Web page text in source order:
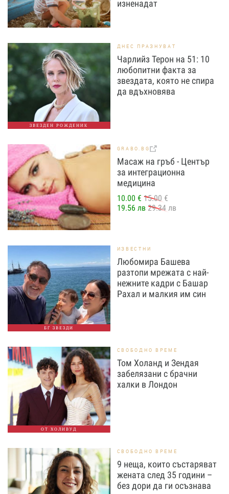
изненадат
ЗВЕЗДЕН РОЖДЕНИК
ДНЕС ПРАЗНУВАТ
Чарлийз Терон на 51: 10
любопитни факта за
звездата, която не спира
да вдъхновява
GRABO.BG
Масаж на гръб - Център
за интеграционна
медицина
10.00 € 15.00 €
19.56 лв 29.34 лв
БГ ЗВЕЗДИ
ИЗВЕСТНИ
Любомира Башева
разтопи мрежата с най-
нежните кадри с Башар
Рахал и малкия им син
ОТ ХОЛИВУД
СВОБОДНО ВРЕМЕ
Том Холанд и Зендая
забелязани с брачни
халки в Лондон
СВОБОДНО ВРЕМЕ
9 неща, които състаряват
жената след 35 години –
без дори да ги осъзнава